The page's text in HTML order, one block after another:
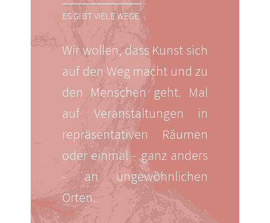
ES GIBT VIELE WEGE
Wir wollen, dass Kunst sich
auf den Weg macht und zu
den Menschen geht. Mal
auf Veranstaltungen in
repräsentativen Räumen
oder einmal - ganz anders
- an ungewöhnlichen
Orten.